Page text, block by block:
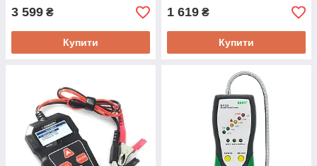
3 599 ₴
Купити
1 619 ₴
Купити